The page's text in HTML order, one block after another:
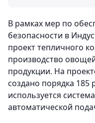
В рамках мер по
безопасности в
проект тепличного
производство
продукции. На
создано порядка 185
используется
автоматической